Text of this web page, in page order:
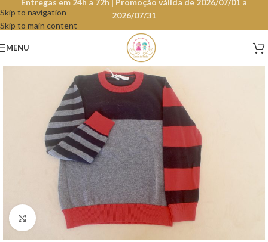
Skip to navigation
Skip to main content
Entregas em 24h a 72h | Promoção válida de 2026/07/01 a
2026/07/31
MENU
Clique para aumentar